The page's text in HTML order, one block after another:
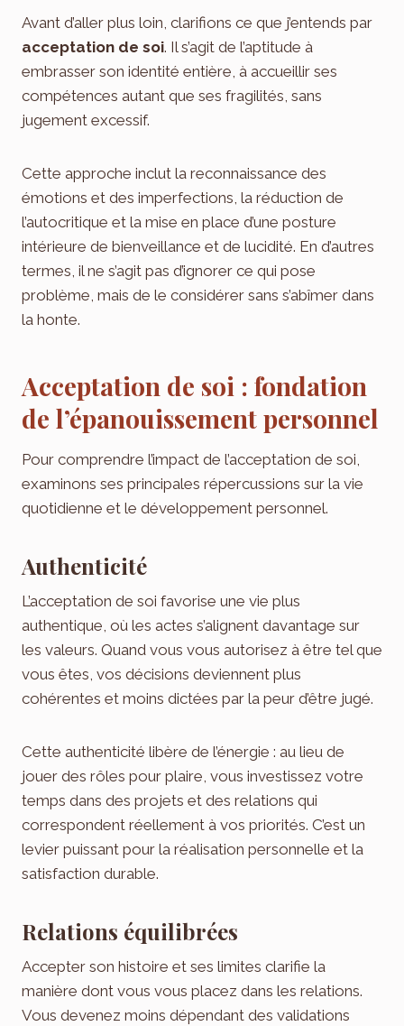
Avant d’aller plus loin, clarifions ce que j’entends par
acceptation de soi. Il s’agit de l’aptitude à
embrasser son identité entière, à accueillir ses
compétences autant que ses fragilités, sans
jugement excessif.
Cette approche inclut la reconnaissance des
émotions et des imperfections, la réduction de
l’autocritique et la mise en place d’une posture
intérieure de bienveillance et de lucidité. En d’autres
termes, il ne s’agit pas d’ignorer ce qui pose
problème, mais de le considérer sans s’abîmer dans
la honte.
Acceptation de soi : fondation
de l’épanouissement personnel
Pour comprendre l’impact de l’acceptation de soi,
examinons ses principales répercussions sur la vie
quotidienne et le développement personnel.
Authenticité
L’acceptation de soi favorise une vie plus
authentique, où les actes s’alignent davantage sur
les valeurs. Quand vous vous autorisez à être tel que
vous êtes, vos décisions deviennent plus
cohérentes et moins dictées par la peur d’être jugé.
Cette authenticité libère de l’énergie : au lieu de
jouer des rôles pour plaire, vous investissez votre
temps dans des projets et des relations qui
correspondent réellement à vos priorités. C’est un
levier puissant pour la réalisation personnelle et la
satisfaction durable.
Relations équilibrées
Accepter son histoire et ses limites clarifie la
manière dont vous vous placez dans les relations.
Vous devenez moins dépendant des validations